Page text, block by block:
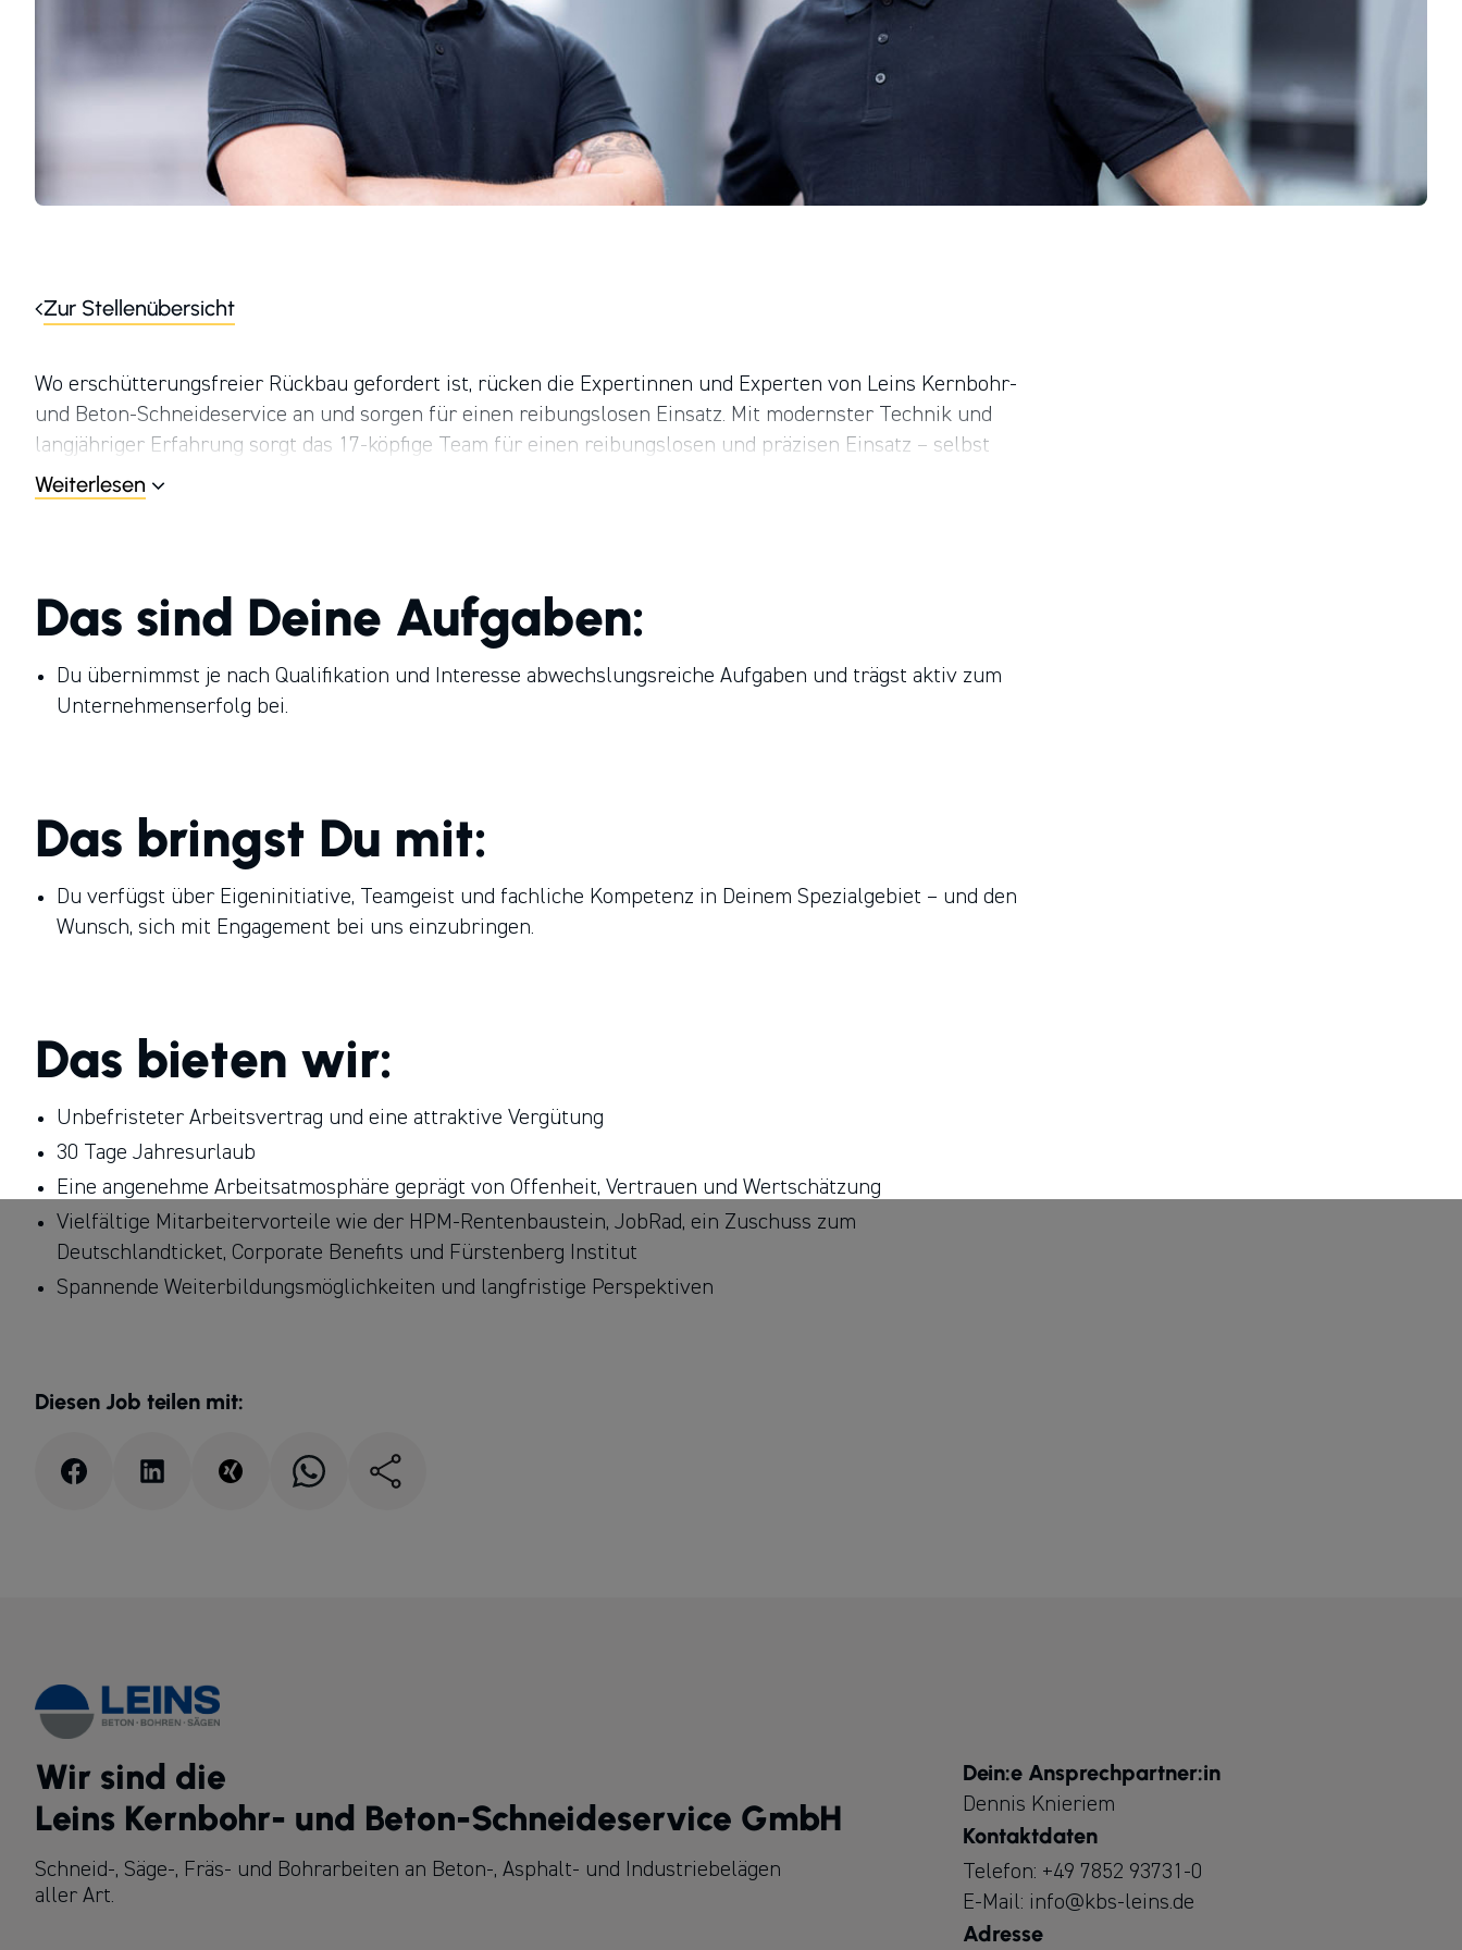
Zur Stellenübersicht
Wo erschütterungsfreier Rückbau gefordert ist, rücken die Expertinnen und Experten von Leins Kernbohr-
und Beton-Schneideservice an und sorgen für einen reibungslosen Einsatz. Mit modernster Technik und
langjähriger Erfahrung sorgt das 17-köpfige Team für einen reibungslosen und präzisen Einsatz – selbst
bei anspruchsvollen oder besonders sensiblen Bauprojekten. Wir arbeiten unter dem Dach der HPM Die
Handwerksgruppe, einer 1989 gegründeten familien­geführten Unternehmens­gruppe, mit über 160 erst­
Weiterlesen
Das sind Deine Aufgaben:
Du übernimmst je nach Qualifikation und Interesse abwechslungsreiche Aufgaben und trägst aktiv zum
Unternehmenserfolg bei.
Das bringst Du mit:
Du verfügst über Eigeninitiative, Teamgeist und fachliche Kompetenz in Deinem Spezialgebiet – und den
Wunsch, sich mit Engagement bei uns einzubringen.
Das bieten wir:
Unbefristeter Arbeitsvertrag und eine attraktive Vergütung
30 Tage Jahresurlaub
Eine angenehme Arbeitsatmosphäre geprägt von Offenheit, Vertrauen und Wertschätzung
Vielfältige Mitarbeitervorteile wie der HPM-Rentenbaustein, JobRad, ein Zuschuss zum
Deutschlandticket, Corporate Benefits und Fürstenberg Institut
Spannende Weiterbildungsmöglichkeiten und langfristige Perspektiven
Diesen Job teilen mit:
Wir sind die
Leins Kernbohr- und Beton-Schneideservice GmbH
Schneid-, Säge-, Fräs- und Bohrarbeiten an Beton-, Asphalt- und Industriebelägen
aller Art.
Dein:e Ansprechpartner:in
Dennis Knieriem
Kontaktdaten
Telefon: +49 7852 93731-0
E-Mail: info@kbs-leins.de
Adresse